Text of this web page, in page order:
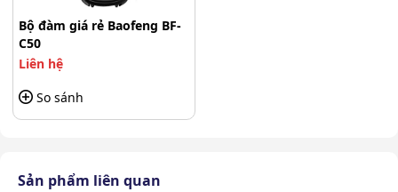
Bộ đàm giá rẻ Baofeng BF-
C50
Liên hệ
So sánh
Sản phẩm liên quan